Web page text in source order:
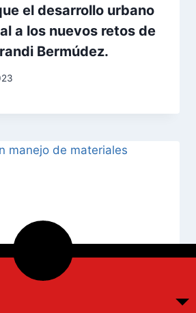
el desarrollo urbano
a los nuevos retos de
Bermúdez.